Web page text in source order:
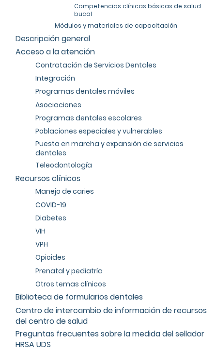
Competencias clínicas básicas de salud
bucal
Módulos y materiales de capacitación
Descripción general
Acceso a la atención
Contratación de Servicios Dentales
Integración
Programas dentales móviles
Asociaciones
Programas dentales escolares
Poblaciones especiales y vulnerables
Puesta en marcha y expansión de servicios
dentales
Teleodontología
Recursos clínicos
Manejo de caries
COVID-19
Diabetes
VIH
VPH
Opioides
Prenatal y pediatría
Otros temas clínicos
Biblioteca de formularios dentales
Centro de intercambio de información de recursos
del centro de salud
Preguntas frecuentes sobre la medida del sellador
HRSA UDS